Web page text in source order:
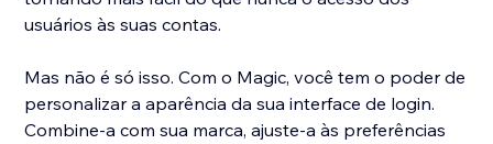
usuários às suas contas.
Mas não é só isso. Com o Magic, você tem o poder de
personalizar a aparência da sua interface de login.
Combine-a com sua marca, ajuste-a às preferências